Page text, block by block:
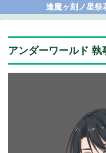
逢魔ヶ刻ノ星祭
アンダーワールド 執